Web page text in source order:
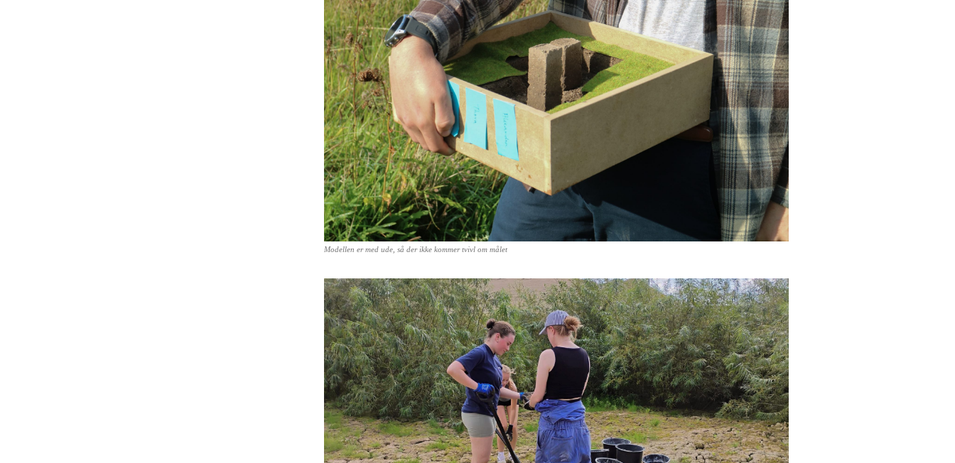
Modellen er med ude, så der ikke kommer tvivl om målet